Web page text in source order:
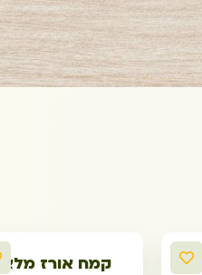
קמח אורז מלא